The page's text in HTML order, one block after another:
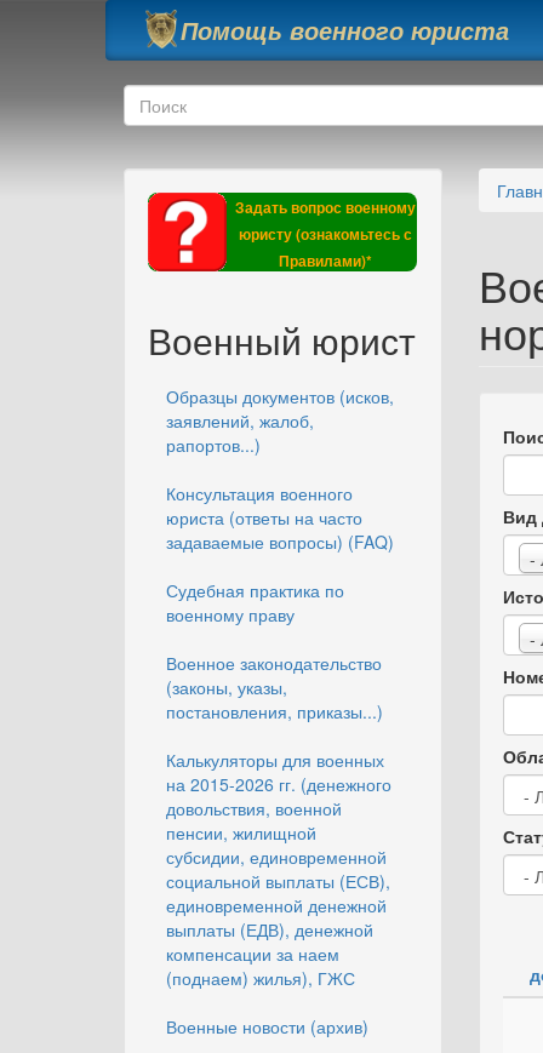
Перейти к основному содержанию
Помощь военного юриста
Форма поиска
Поиск
Задать вопрос военному
юристу (ознакомьтесь с
Правилами)*
Военный юрист
Образцы документов (исков,
заявлений, жалоб,
рапортов...)
Консультация военного
юриста (ответы на часто
задаваемые вопросы) (FAQ)
Судебная практика по
военному праву
Военное законодательство
(законы, указы,
постановления, приказы...)
Калькуляторы для военных
на 2015-2026 гг. (денежного
довольствия, военной
пенсии, жилищной
субсидии, единовременной
социальной выплаты (ЕСВ),
единовременной денежной
выплаты (ЕДВ), денежной
компенсации за наем
(поднаем) жилья), ГЖС
Военные новости (архив)
Вид
-
-